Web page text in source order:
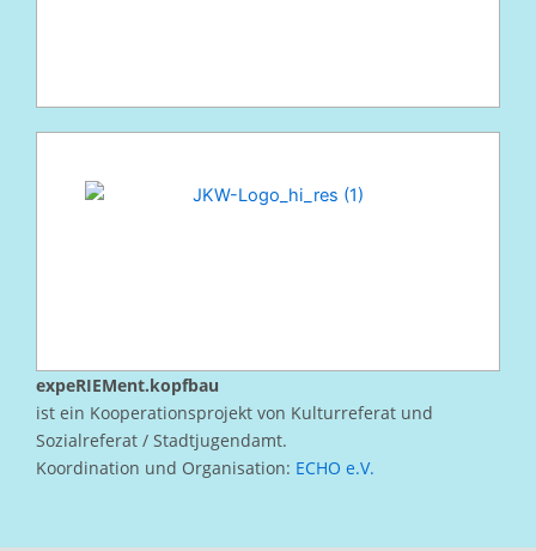
expeRIEMent.kopfbau
ist ein Kooperationsprojekt von Kulturreferat und
Sozialreferat / Stadtjugendamt.
Koordination und Organisation: ECHO e.V.